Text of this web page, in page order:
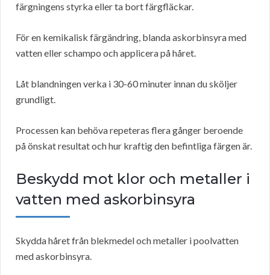
färgningens styrka eller ta bort färgfläckar.
För en kemikalisk färgändring, blanda askorbinsyra med
vatten eller schampo och applicera på håret.
Låt blandningen verka i 30-60 minuter innan du sköljer
grundligt.
Processen kan behöva repeteras flera gånger beroende
på önskat resultat och hur kraftig den befintliga färgen är.
Beskydd mot klor och metaller i
vatten med askorbinsyra
Skydda håret från blekmedel och metaller i poolvatten
med askorbinsyra.